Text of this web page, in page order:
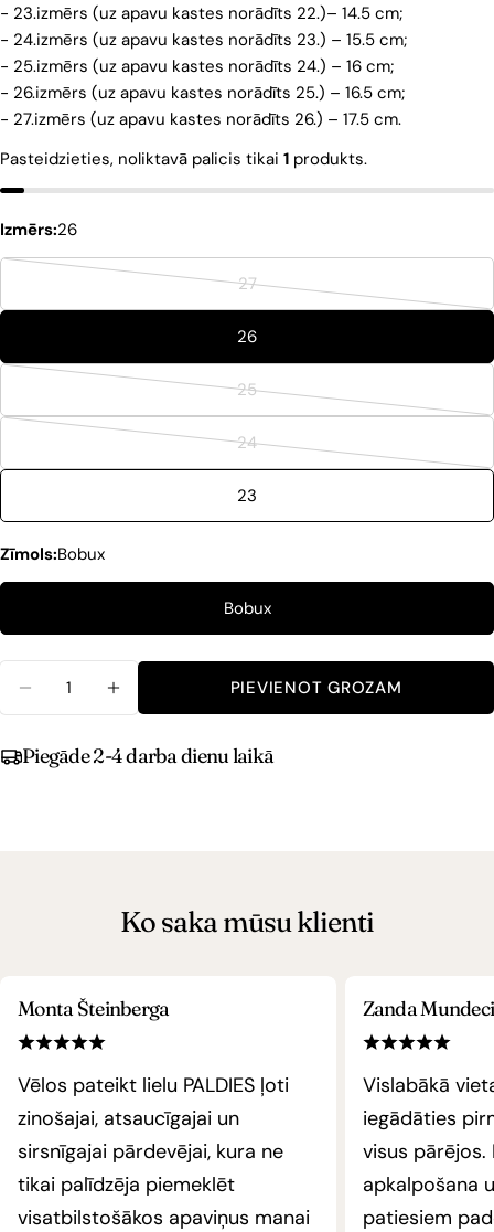
- 23.izmērs (uz apavu kastes norādīts 22.)– 14.5 cm;
- 24.izmērs (uz apavu kastes norādīts 23.) – 15.5 cm;
- 25.izmērs (uz apavu kastes norādīts 24.) – 16 cm;
- 26.izmērs (uz apavu kastes norādīts 25.) – 16.5 cm;
- 27.izmērs (uz apavu kastes norādīts 26.) – 17.5 cm.
Pasteidzieties, noliktavā palicis tikai 1 produkts.
Izmērs:26
27
26
25
24
23
Zīmols:Bobux
Bobux
PIEVIENOT GROZAM
Piegāde 2-4 darba dienu laikā
Ko saka mūsu klienti
Monta Šteinberga
Vēlos pateikt lielu PALDIES ļoti
zinošajai, atsaucīgajai un
sirsnīgajai pārdevējai, kura ne
tikai palīdzēja piemeklēt
visatbilstošākos apaviņus manai
Zanda
Vislabākā
iegādāties
visus
apkalpošana
patiesiem